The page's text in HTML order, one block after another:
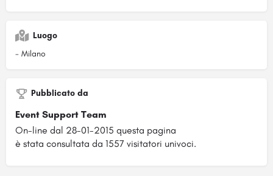
Luogo
- Milano
Pubblicato da
Event Support Team
On-line dal 28-01-2015 questa pagina
è stata consultata da 1557 visitatori univoci.